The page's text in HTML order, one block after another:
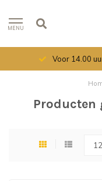
MENU
Voor 14.00
Producten